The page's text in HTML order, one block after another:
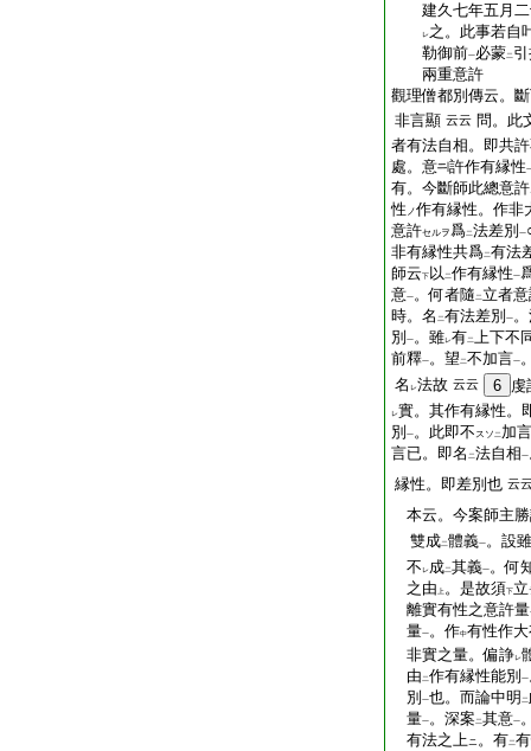
建久七年五月二
レ之。此事若自
勒御前一必蒙二
兩重意許
觀理僧都別傳云。
非言顯 云云 問。此
者有法自相。即共
處。意
許作有縁性
有。今斷師此總意
性 ノ作有縁性。作非
意許セルヲ爲二法差別 一
非有縁性共爲二有法
師云下 以 二作有縁性一
意一。何者隨 二 立者
時。名 二有法差別 一
別 一。雖レ有二上下不
前釋一。望 二不加言一
名 レ法故 云云 6 虔
レ實。其作有縁性。
別 一。此即不 スソ 二 加言
言已。即名 二法自相一
縁性。即差別也 云
本云。今案師主
雙成二體義一。設雖
不 レ成二其義一。何
之由
上 。是故須下立
離實有性之意許量
量一。作中有性作
非實之量。偏諍レ
由 二作有縁性能別 一
別 一也。而論中明 二
量一。深案二其意一
有法之上ニ。有二